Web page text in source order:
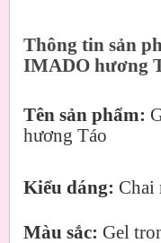
Thông tin sản
IMADO hương
Tên sản phẩm:
hương Táo
Kiểu dáng: Chai
Màu sắc: Gel